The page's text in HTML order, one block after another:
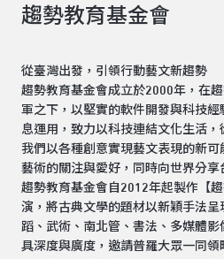
趨勢教育基金會
從臺灣出發，引領行動藝文新趨勢
趨勢教育基金會成立於2000年，在
軍之下，以堅實的軟件開發與科技
息運用，致力以科技連結文化生活，
我們以各種創意實現藝文表現的新可
藝術的關注與愛好，同時向世界分享
趨勢教育基金會自2012年起製作【
演，將古典文學的題材以新穎手法
蹈、武術、南北管、書法、多媒體
具深度與廣度，邀請普羅大眾一同